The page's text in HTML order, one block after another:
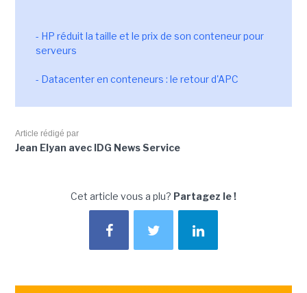
- HP réduit la taille et le prix de son conteneur pour
serveurs
- Datacenter en conteneurs : le retour d'APC
Article rédigé par
Jean Elyan avec IDG News Service
Cet article vous a plu? Partagez le !